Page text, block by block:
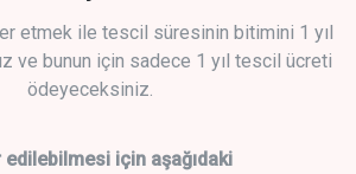
etmek ile tescil süresinin bitimini 1 yıl
ve bunun için sadece 1 yıl tescil ücreti
ödeyeceksiniz.
için aşağıdaki